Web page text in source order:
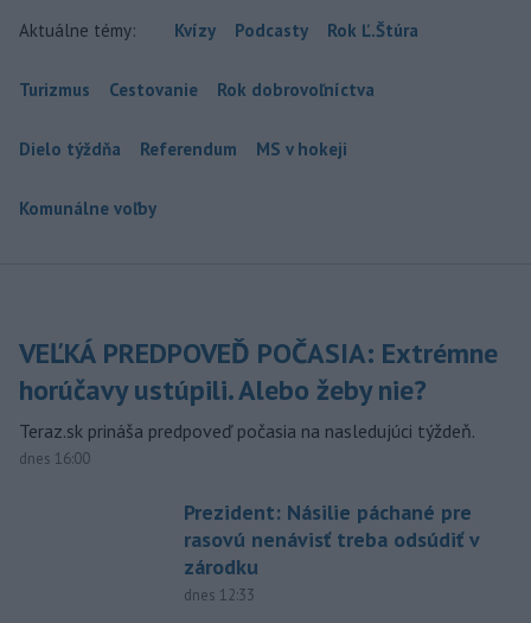
Aktuálne témy: Kvízy Podcasty Rok Ľ.Štúra
Turizmus Cestovanie Rok dobrovoľníctva
Dielo týždňa Referendum MS v hokeji
Komunálne voľby
VEĽKÁ PREDPOVEĎ POČASIA: Extrémne
horúčavy ustúpili. Alebo žeby nie?
Teraz.sk prináša predpoveď počasia na nasledujúci týždeň.
dnes 16:00
Prezident: Násilie páchané pre
rasovú nenávisť treba odsúdiť v
zárodku
dnes 12:33